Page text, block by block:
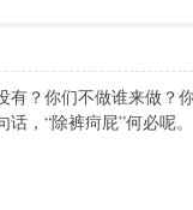
？你们不做谁来做？
，“除裤疴屁”何必呢。